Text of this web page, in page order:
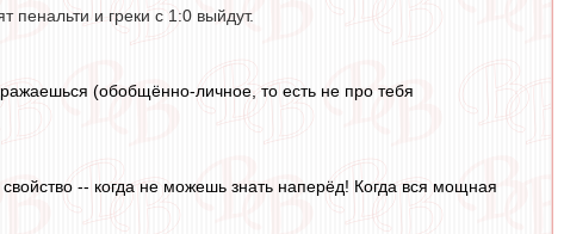
пенальти и греки с 1:0 выйдут.
(обобщённо-личное, то есть не про тебя
-- когда не можешь знать наперёд! Когда вся мощная